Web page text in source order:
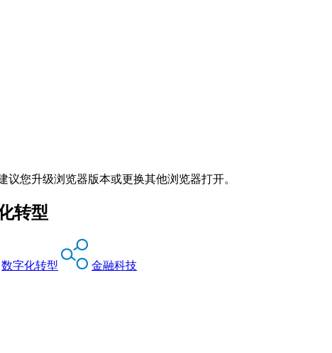
您升级浏览器版本或更换其他浏览器打开。
转型
数字化转型
金融科技